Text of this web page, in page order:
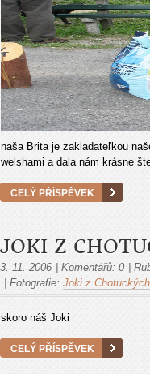
naša Brita je zakladateľkou
welshami a dala nám krásne
CELÝ PŘÍSPĚVEK
JOKI Z
3. 11. 2006 Komentářů: 0
Fotografie: Joki z
skoro náš Joki
CELÝ PŘÍSPĚVEK